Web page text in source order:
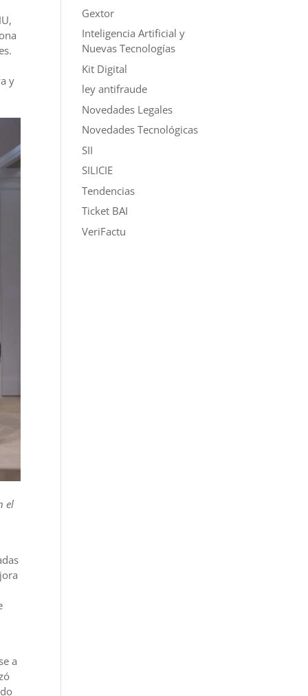
y
el
a
Gextor
Inteligencia Artificial y
Nuevas Tecnologías
Kit Digital
ley antifraude
Novedades Legales
Novedades Tecnológicas
SII
SILICIE
Tendencias
Ticket BAI
VeriFactu